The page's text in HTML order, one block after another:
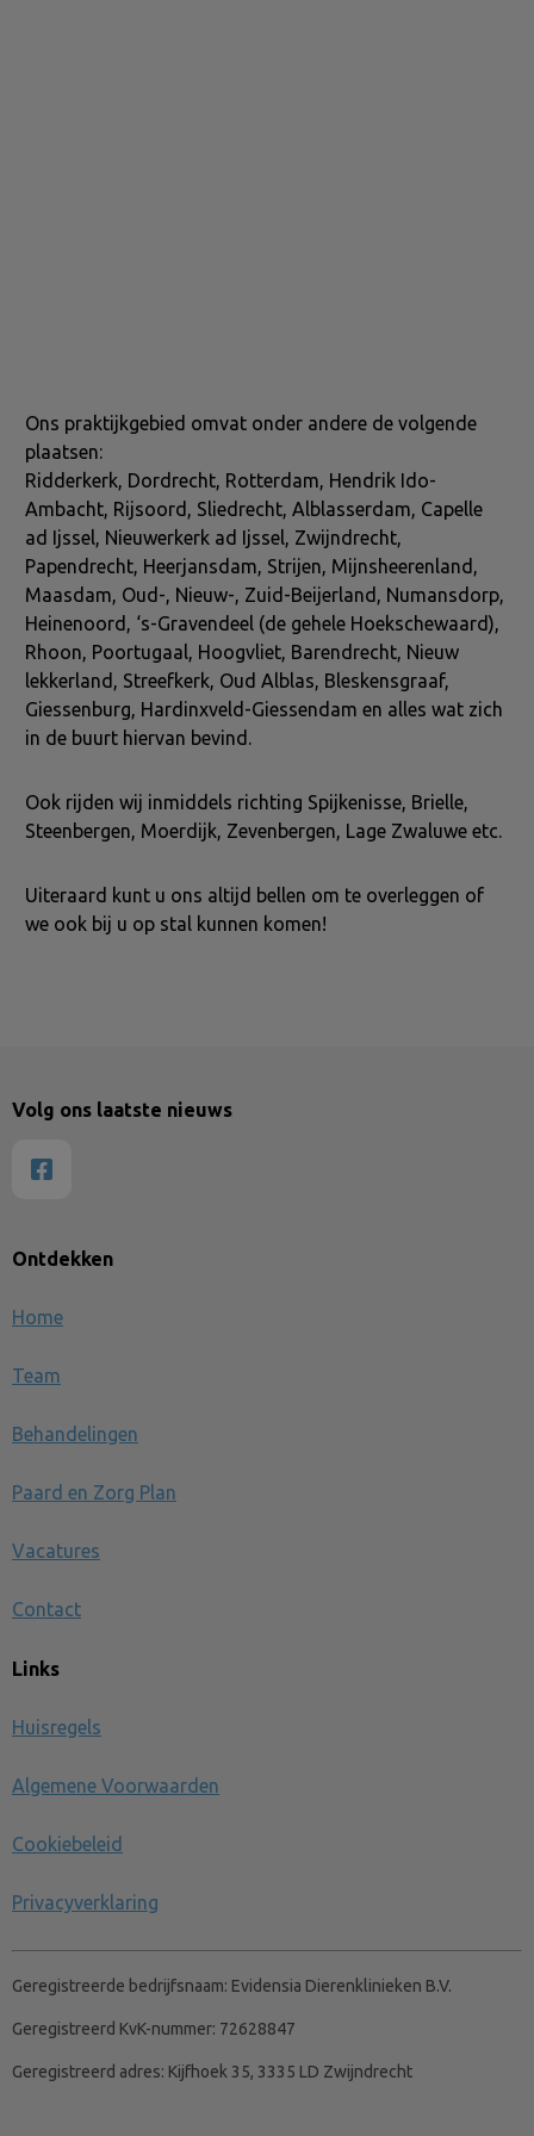
Ons praktijkgebied omvat onder andere de volgende
plaatsen:
Ridderkerk, Dordrecht, Rotterdam, Hendrik Ido-
Ambacht, Rijsoord, Sliedrecht, Alblasserdam, Capelle
ad Ijssel, Nieuwerkerk ad Ijssel, Zwijndrecht,
Papendrecht, Heerjansdam, Strijen, Mijnsheerenland,
Maasdam, Oud-, Nieuw-, Zuid-Beijerland, Numansdorp,
Heinenoord, ‘s-Gravendeel (de gehele Hoekschewaard),
Rhoon, Poortugaal, Hoogvliet, Barendrecht, Nieuw
lekkerland, Streefkerk, Oud Alblas, Bleskensgraaf,
Giessenburg, Hardinxveld-Giessendam en alles wat zich
in de buurt hiervan bevind.
Ook rijden wij inmiddels richting Spijkenisse, Brielle,
Steenbergen, Moerdijk, Zevenbergen, Lage Zwaluwe etc.
Uiteraard kunt u ons altijd bellen om te overleggen of
we ook bij u op stal kunnen komen!
Ontdekken
Home
Team
Behandelingen
Paard en Zorg Plan
Vacatures
Contact
Links
Huisregels
Algemene Voorwaarden
Cookiebeleid
Privacyverklaring
Volg ons laatste nieuws
Geregistreerde bedrijfsnaam: Evidensia Dierenklinieken B.V.
Geregistreerd KvK-nummer: 72628847
Geregistreerd adres: Kijfhoek 35, 3335 LD Zwijndrecht